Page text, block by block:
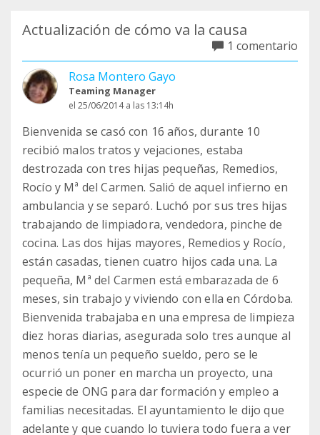
Actualización de cómo va la causa
1 comentario
Rosa Montero Gayo
Teaming Manager
el 25/06/2014 a las 13:14h
Bienvenida se casó con 16 años, durante 10
recibió malos tratos y vejaciones, estaba
destrozada con tres hijas pequeñas, Remedios,
Rocío y Mª del Carmen. Salió de aquel infierno en
ambulancia y se separó. Luchó por sus tres hijas
trabajando de limpiadora, vendedora, pinche de
cocina. Las dos hijas mayores, Remedios y Rocío,
están casadas, tienen cuatro hijos cada una. La
pequeña, Mª del Carmen está embarazada de 6
meses, sin trabajo y viviendo con ella en Córdoba.
Bienvenida trabajaba en una empresa de limpieza
diez horas diarias, asegurada solo tres aunque al
menos tenía un pequeño sueldo, pero se le
ocurrió un poner en marcha un proyecto, una
especie de ONG para dar formación y empleo a
familias necesitadas. El ayuntamiento le dijo que
adelante y que cuando lo tuviera todo fuera a ver